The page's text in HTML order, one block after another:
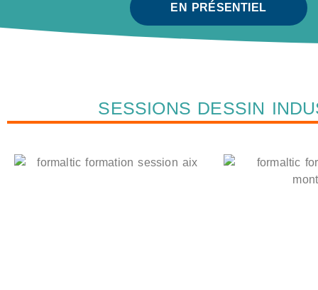
EN PRÉSENTIEL
SESSIONS DESSIN